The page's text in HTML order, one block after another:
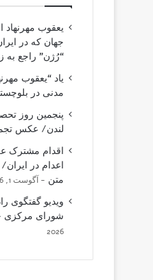
یعقوب مهرنهاد
جهان که در
“رُژن” راجع به
یاد “یعقوب
مدنی در
پنجمین روز
لندن/ عکس
اقدام مشترک
اعدام در
متن
آگوست 1, 2026
ویدیو گفتگوی
شورای مرکزی
2026